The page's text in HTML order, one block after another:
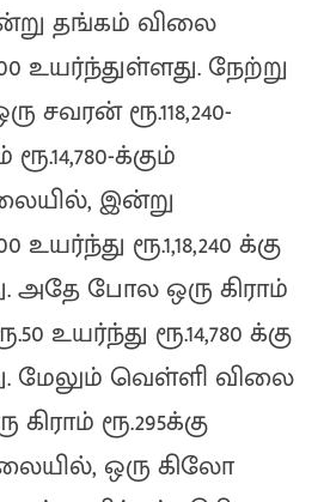
தங்கம் விலை
உயர்ந்துள்ளது. நேற்று
சவரன் ரூ.118,240-
க்கும்
இன்று
உயர்ந்து ரூ.1,18,240 க்கு
அதே போல ஒரு கிராம்
உயர்ந்து ரூ.14,780 க்கு
மேலும் வெள்ளி விலை
ரூ.295க்கு
ஒரு கிலோ